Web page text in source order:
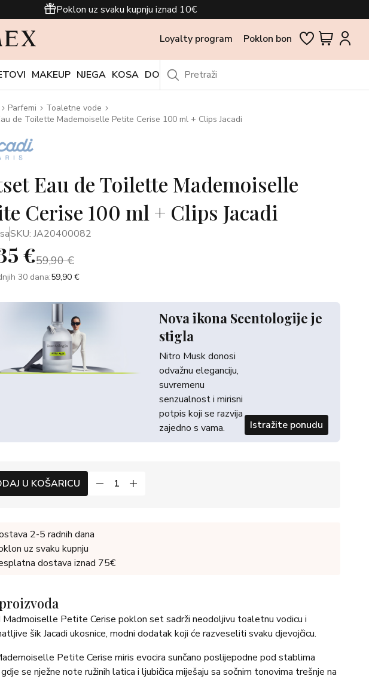
Poklon uz svaku kupnju iznad 10€
Loyalty program Poklon bon
MAKEUP NJEGA KOSA DODACI OUTLET
Parfemi
Toaletne vode
de Toilette Mademoiselle Petite Cerise 100 ml + Clips Jacadi
Eau de Toilette Mademoiselle
Cerise 100 ml + Clips Jacadi
SKU: JA20400082
€59,90 €
30 dana:59,90 €
Nova ikona Scentologije je
stigla
Nitro Musk donosi
odvažnu eleganciju,
suvremenu
senzualnost i mirisni
potpis koji se razvija
zajedno s vama.
Istražite ponudu
U KOŠARICU
2-5 radnih dana
uz svaku kupnju
dostava iznad 75€
Madmoiselle Petite Cerise poklon set sadrži neodoljivu toaletnu vodicu i
šik Jacadi ukosnice, modni dodatak koji će razveseliti svaku djevojčicu.
Petite Cerise miris evocira sunčano poslijepodne pod stablima
se nježne note ružinih latica i ljubičica miješaju sa sočnim tonovima trešnje na